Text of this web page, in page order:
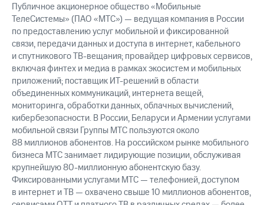
Регистратор
Реквизиты
Контакты
развитие
деловая этика
На главную
Публичное акционерное общество «Мобильные
ТелеСистемы» (ПАО «МТС») — ведущая компания в России
по предоставлению услуг мобильной и фиксированной
связи, передачи данных и доступа в интернет, кабельного
и спутникового ТВ-вещания; провайдер цифровых сервисов,
включая финтех и медиа в рамках экосистем и мобильных
приложений; поставщик ИТ-решений в области
объединенных коммуникаций, интернета вещей,
мониторинга, обработки данных, облачных вычислений,
кибербезопасности. В России, Беларуси и Армении услугами
мобильной связи Группы МТС пользуются около
88 миллионов абонентов. На российском рынке мобильного
бизнеса МТС занимает лидирующие позиции, обслуживая
крупнейшую 80-миллионную абонентскую базу.
Фиксированными услугами МТС — телефонией, доступом
в интернет и ТВ — охвачено свыше 10 миллионов абонентов,